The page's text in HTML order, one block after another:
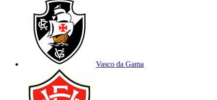
Vasco da Gama